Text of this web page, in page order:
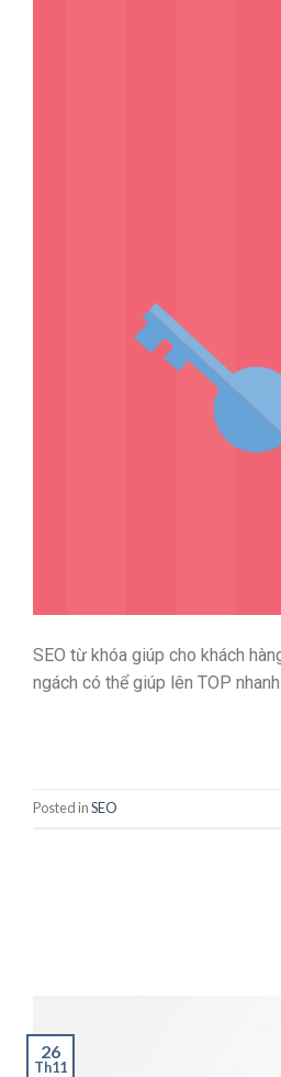
SEO từ khóa giúp cho khách
ngách có thể giúp lên TOP
Posted inSEO
26
Th11